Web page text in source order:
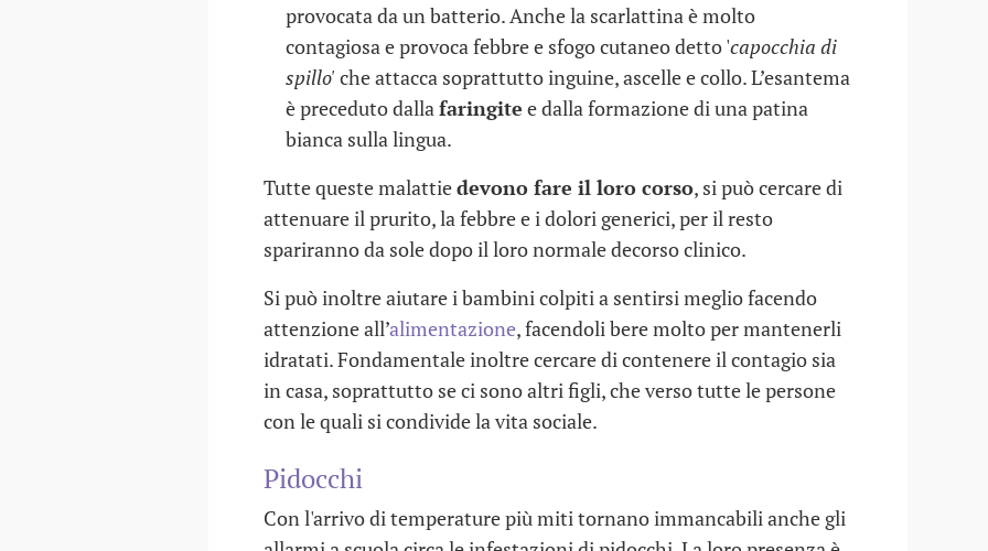
provocata da un batterio. Anche la scarlattina è molto
contagiosa e provoca febbre e sfogo cutaneo detto 'capocchia di
spillo' che attacca soprattutto inguine, ascelle e collo. L’esantema
è preceduto dallafaringite e dalla formazione di una patina
bianca sulla lingua.
Tutte queste malattiedevono fare il loro corso, si può cercare di
attenuare il prurito, la febbre e i dolori generici, per il resto
spariranno da sole dopo il loro normale decorso clinico.
Si può inoltre aiutare i bambini colpiti a sentirsi meglio facendo
attenzione all’alimentazione, facendoli bere molto per mantenerli
idratati. Fondamentale inoltre cercare di contenere il contagio sia
in casa, soprattutto se ci sono altri figli, che verso tutte le persone
con le quali si condivide la vita sociale.
Pidocchi
Con l'arrivo di temperature più miti tornano immancabili anche gli